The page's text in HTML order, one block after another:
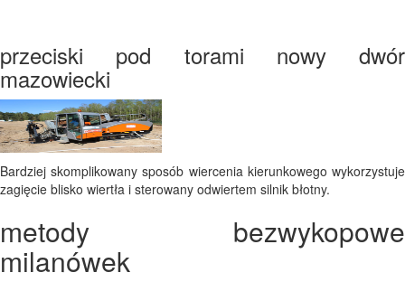
przeciski pod torami nowy dwór
mazowiecki
Bardziej skomplikowany sposób wiercenia kierunkowego wykorzystuje
zagięcie blisko wiertła i sterowany odwiertem silnik błotny.
metody bezwykopowe
milanówek